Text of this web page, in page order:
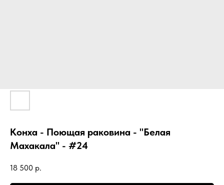
Конха - Поющая раковина - "Белая
Махакала" - #24
18 500 р.